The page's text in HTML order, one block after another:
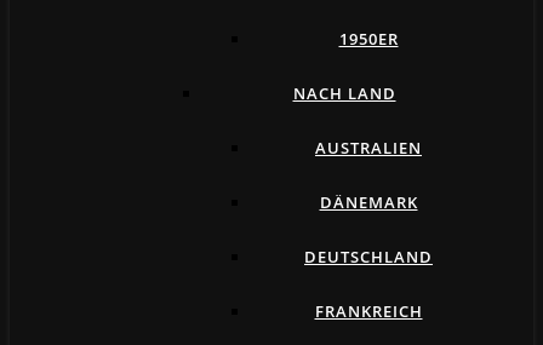
1950ER
NACH LAND
AUSTRALIEN
DÄNEMARK
DEUTSCHLAND
FRANKREICH